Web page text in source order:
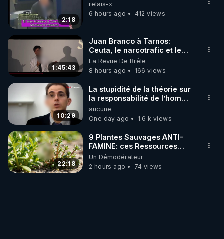
2:18
relais-x
6 hours ago
412 views
1:45:43
Juan Branco à Tarnos:
Ceuta, le narcotrafic et le
pouvoir en France
La Revue De Brêle
8 hours ago
166 views
10:29
La stupidité de la théorie sur
la responsabilité de l’homme
concernant le dioxyde de
carbone.
aucune
One day ago
1.6 k views
22:18
9 Plantes Sauvages ANTI-
FAMINE: ces Ressources
JARDIN&des Haies
Un Démodérateur
2 hours ago
74 views